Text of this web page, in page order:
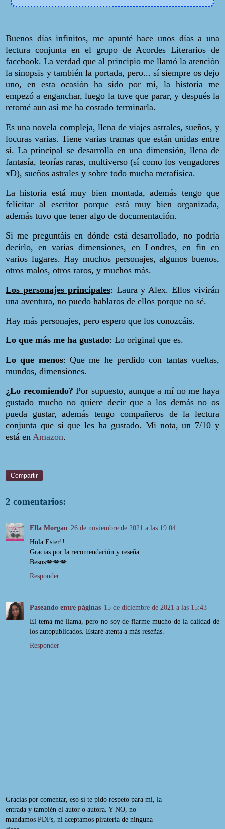
Buenos días infinitos, me apunté hace unos días a una
lectura conjunta en el grupo de Acordes Literarios de
facebook. La verdad que al principio me llamó la atención
la sinopsis y también la portada, pero... sí siempre os dejo
uno, en esta ocasión ha sido por mí, la historia me
empezó a enganchar, luego la tuve que parar, y después la
retomé aun así me ha costado terminarla.
Es una novela compleja, llena de viajes astrales, sueños, y
locuras varias.Tiene varias tramas que están unidas entre
sí. La principal se desarrolla en una dimensión, llena de
fantasía, teorías raras, multiverso (sí como los vengadores
xD), sueños astrales y sobre todo mucha metafísica.
La historia está muy bien montada, además tengo que
felicitar al escritor porque está muy bien organizada,
además tuvo que tener algo de documentación.
Si me preguntáis en dónde está desarrollado, no podría
decirlo, en varias dimensiones, en Londres, en fin en
varios lugares. Hay muchos personajes, algunos buenos,
otros malos, otros raros, y muchos más.
Los personajes principales: Laura y Alex. Ellos vivirán
una aventura, no puedo hablaros de ellos porque no sé.
Hay más personajes, pero espero que los conozcáis.
Lo que más me ha gustado: Lo original que es.
Lo que menos: Que me he perdido con tantas vueltas,
mundos, dimensiones.
¿Lo recomiendo? Por supuesto, aunque a mí no me haya
gustado mucho no quiere decir que a los demás no os
pueda gustar, además tengo compañeros de la lectura
conjunta que sí que les ha gustado. Mi nota, un 7/10 y
está en Amazon.
Compartir
2 comentarios:
Ella Morgan 26 de noviembre de 2021 a las 19:04
Hola Ester!!
Gracias por la recomendación y reseña.
Besos💋💋💋
Responder
Paseando entre páginas 15 de diciembre de 2021 a las 15:43
El tema me llama, pero no soy de fiarme mucho de la calidad de
los autopublicados. Estaré atenta a más reseñas.
Responder
Gracias por comentar, eso sí te pido respeto para mí, la
entrada y también el autor o autora. Y NO, no
mandamos PDFs, ni aceptamos piratería de ninguna